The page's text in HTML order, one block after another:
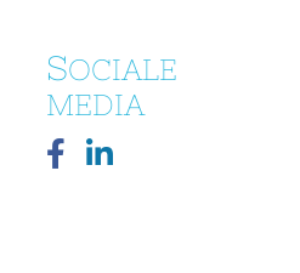
SOCIALE
MEDIA